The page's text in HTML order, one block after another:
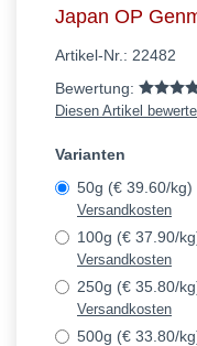
Japan OP
Artikel-Nr.: 22482
Bewertung:
Diesen Artikel
Varianten
50g (€ 39.60/kg)
Versandkosten
100g (€ 37.90/
Versandkosten
250g (€ 35.80/
Versandkosten
500g (€ 33.80/